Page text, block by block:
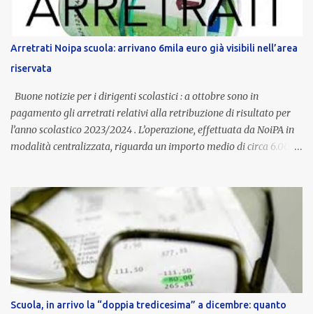
è un unicum in Italia: si tratta di una misura esclusiva della
Provincia autonoma di Bolzano, che integra in maniera stabile lo
stipendio nazionale grazie alle prerogative garantite
dall’autonomia locale. Non è un bonus temporaneo né un
compenso accessorio, ma una voce strutturale di retribuzione,
aggiornata periodicamente in base al cost...
Arretrati Noipa scuola: arrivano 6mila euro già visibili nell’area
riservata
Buone notizie per i dirigenti scolastici : a ottobre sono in
pagamento gli arretrati relativi alla retribuzione di risultato per
l’anno scolastico 2023/2024 . L’operazione, effettuata da NoiPA in
modalità centralizzata, riguarda un importo medio di circa 6.000
ordinaria di ottobre . Cos’è la retribuzione di risultato La
retribuzione di risultato rappresenta la parte variabile dello
stipendio dei dirigenti scolastici. Viene corrisposta per valorizzare
la qualità dell’attività svolta, la gestione delle risorse e il
raggiungimento degli obiettivi fissati dal Ministero dell’Istruzione
e del Merito (MIM) . Per l’anno scolastico 2023/2024, il MIM ha
completato la procedura di valutazione e trasmesso i dati a NoiPA,
Scuola, in arrivo la “doppia tredicesima” a dicembre: quanto